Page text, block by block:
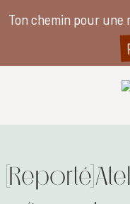
Ton chemin pour une